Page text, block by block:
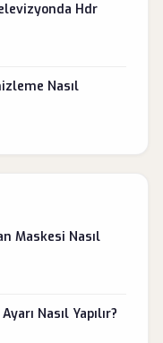
Hdr
Nasıl
Maskesi Nasıl
Nasıl Yapılır?